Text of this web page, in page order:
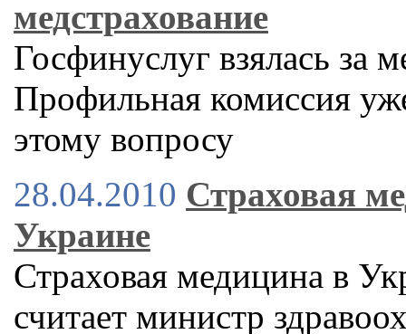
медстрахование
Госфинуслуг взялась за
Профильная комиссия
этому вопросу
28.04.2010 Страховая
Украине
Страховая медицина в
считает министр